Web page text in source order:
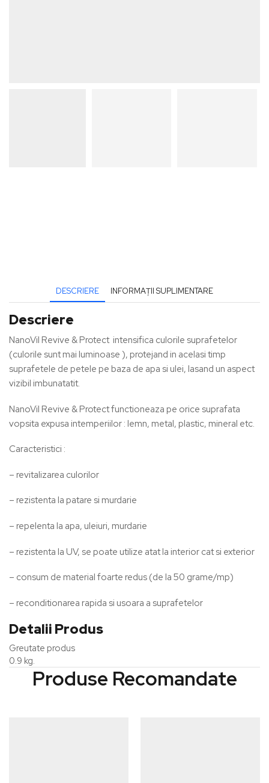
DESCRIERE INFORMAȚII SUPLIMENTARE
Descriere
NanoVil Revive & Protect intensifica culorile suprafetelor
(culorile sunt mai luminoase ), protejand in acelasi timp
suprafetele de petele pe baza de apa si ulei, lasand un aspect
vizibil imbunatatit.
NanoVil Revive & Protect functioneaza pe orice suprafata
vopsita expusa intemperiilor : lemn, metal, plastic, mineral etc.
Caracteristici :
– revitalizarea culorilor
– rezistenta la patare si murdarie
– repelenta la apa, uleiuri, murdarie
– rezistenta la UV, se poate utilize atat la interior cat si exterior
– consum de material foarte redus (de la 50 grame/mp)
– reconditionarea rapida si usoara a suprafetelor
Detalii Produs
Greutate produs
0.9 kg.
Produse Recomandate